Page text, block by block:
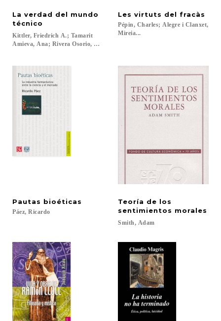
La verdad del mundo
técnico
Kittler, Friedrich A.; Tamarit
Amieva, Ana; Rivera Osorio, Axel; Ulrich Gumbrecht, Hans...
Les virtuts del fracàs
Pépin, Charles; Alegre i Clanxet,
Mireia...
Pautas bioéticas
Páez, Ricardo
Teoría de los
sentimientos morales
Smith, Adam